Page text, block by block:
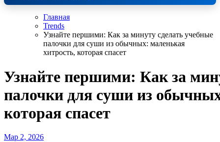
Главная
Trends
Узнайте першими: Как за минуту сделать учебные
палочки для суши из обычных: маленькая
хитрость, которая спасет
Узнайте першими: Как за
палочки для суши из
которая спасет
Мар 2, 2026